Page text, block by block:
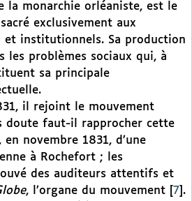
la monarchie orléaniste, est le
exclusivement aux
et institutionnels. Sa production
les problèmes sociaux qui, à
sa principale
il rejoint le mouvement
doute faut-il rapprocher cette
en novembre 1831, d’une
à Rochefort ; les
des auditeurs attentifs et
, l’organe du mouvement 7 .